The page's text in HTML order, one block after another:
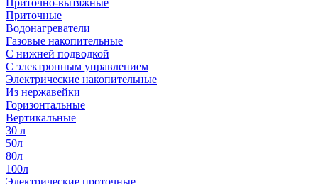
Приточно-вытяжные
Приточные
Водонагреватели
Газовые накопительные
С нижней подводкой
С электронным управлением
Электрические накопительные
Из нержавейки
Горизонтальные
Вертикальные
30 л
50л
80л
100л
Электрические проточные